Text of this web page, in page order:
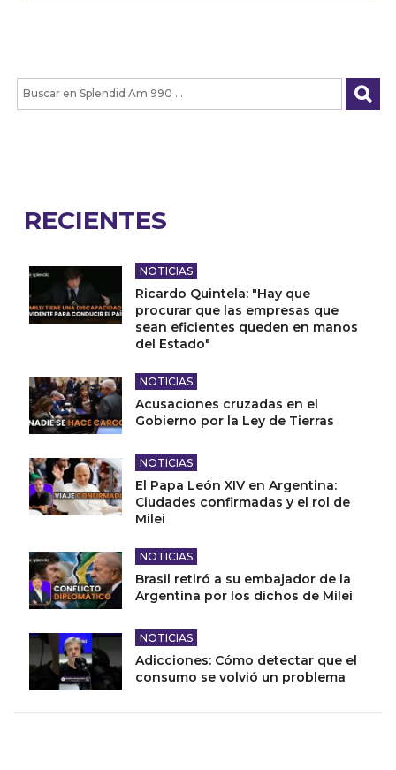
RECIENTES
NOTICIAS
Ricardo Quintela: "Hay que
procurar que las empresas que
sean eficientes queden en manos
del Estado"
NOTICIAS
Acusaciones cruzadas en el
Gobierno por la Ley de Tierras
NOTICIAS
El Papa León XIV en Argentina:
Ciudades confirmadas y el rol de
Milei
NOTICIAS
Brasil retiró a su embajador de la
Argentina por los dichos de Milei
NOTICIAS
Adicciones: Cómo detectar que el
consumo se volvió un problema